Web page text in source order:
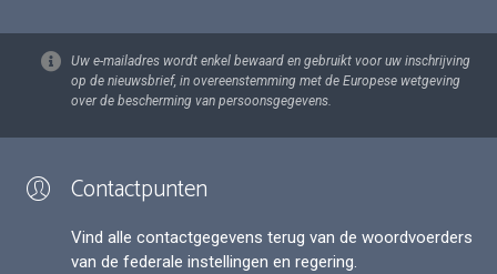
Uw e-mailadres wordt enkel bewaard en gebruikt voor uw inschrijving
op de nieuwsbrief, in overeenstemming met de Europese wetgeving
over de bescherming van persoonsgegevens.
Contactpunten
Vind alle contactgegevens terug van de woordvoerders
van de federale instellingen en regering.